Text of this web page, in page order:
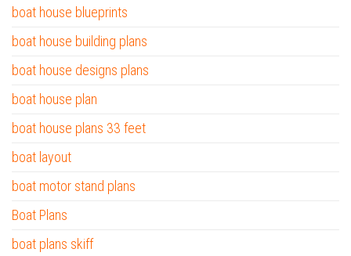
boat house blueprints
boat house building plans
boat house designs plans
boat house plan
boat house plans 33 feet
boat layout
boat motor stand plans
Boat Plans
boat plans skiff